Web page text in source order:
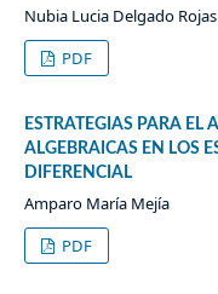
Nubia Lucia Delgado Rojas
PDF
ESTRATEGIAS PARA EL
ALGEBRAICAS EN LOS
DIFERENCIAL
Amparo María Mejía
PDF